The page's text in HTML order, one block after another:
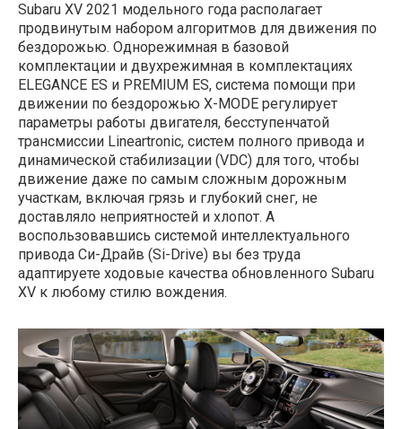
Subaru XV 2021 модельного года располагает
продвинутым набором алгоритмов для движения по
бездорожью. Однорежимная в базовой
комплектации и двухрежимная в комплектациях
ELEGANCE ES и PREMIUM ES, система помощи при
движении по бездорожью X-MODE регулирует
параметры работы двигателя, бесступенчатой
трансмиссии Lineartronic, систем полного привода и
динамической стабилизации (VDC) для того, чтобы
движение даже по самым сложным дорожным
участкам, включая грязь и глубокий снег, не
доставляло неприятностей и хлопот. А
воспользовавшись системой интеллектуального
привода Си-Драйв (Si-Drive) вы без труда
адаптируете ходовые качества обновленного Subaru
XV к любому стилю вождения.